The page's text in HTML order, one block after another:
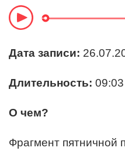
Audio
Player
Дата записи:
Длительность: 09:03
О чем?
Фрагмент пятничной